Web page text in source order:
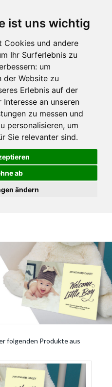
ist uns wichtig
Cookies und andere
Ihr Surferlebnis zu
um
der Website zu
Erlebnis auf der
Interesse an unseren
zu messen und
personalisieren, um
Sie relevanter sind.
ab
ändern
folgenden Produkte aus